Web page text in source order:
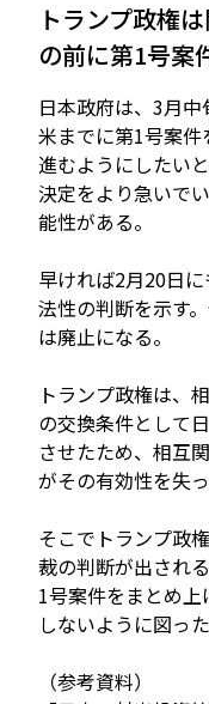
トランプ政権
の前に第1号案
日本政府は、3月
米までに第1号案
進むようにしたい
決定をより急いで
能性がある。
早ければ2月20日
法性の判断を示す
は廃止になる。
トランプ政権は、
の交換条件として
させたため、相互
がその有効性を失
そこでトランプ政
裁の判断が出され
1号案件をまとめ
しないように図っ
（参考資料）